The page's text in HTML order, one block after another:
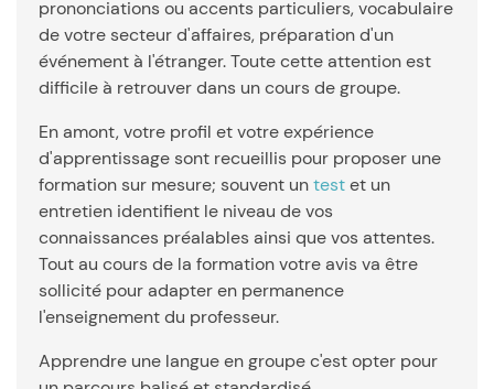
prononciations ou accents particuliers, vocabulaire
de votre secteur d'affaires, préparation d'un
événement à l'étranger. Toute cette attention est
difficile à retrouver dans un cours de groupe.
En amont, votre profil et votre expérience
d'apprentissage sont recueillis pour proposer une
formation sur mesure; souvent untestet un
entretien identifient le niveau de vos
connaissances préalables ainsi que vos attentes.
Tout au cours de la formation votre avis va être
sollicité pour adapter en permanence
l'enseignement du professeur.
Apprendre une langue en groupe c'est opter pour